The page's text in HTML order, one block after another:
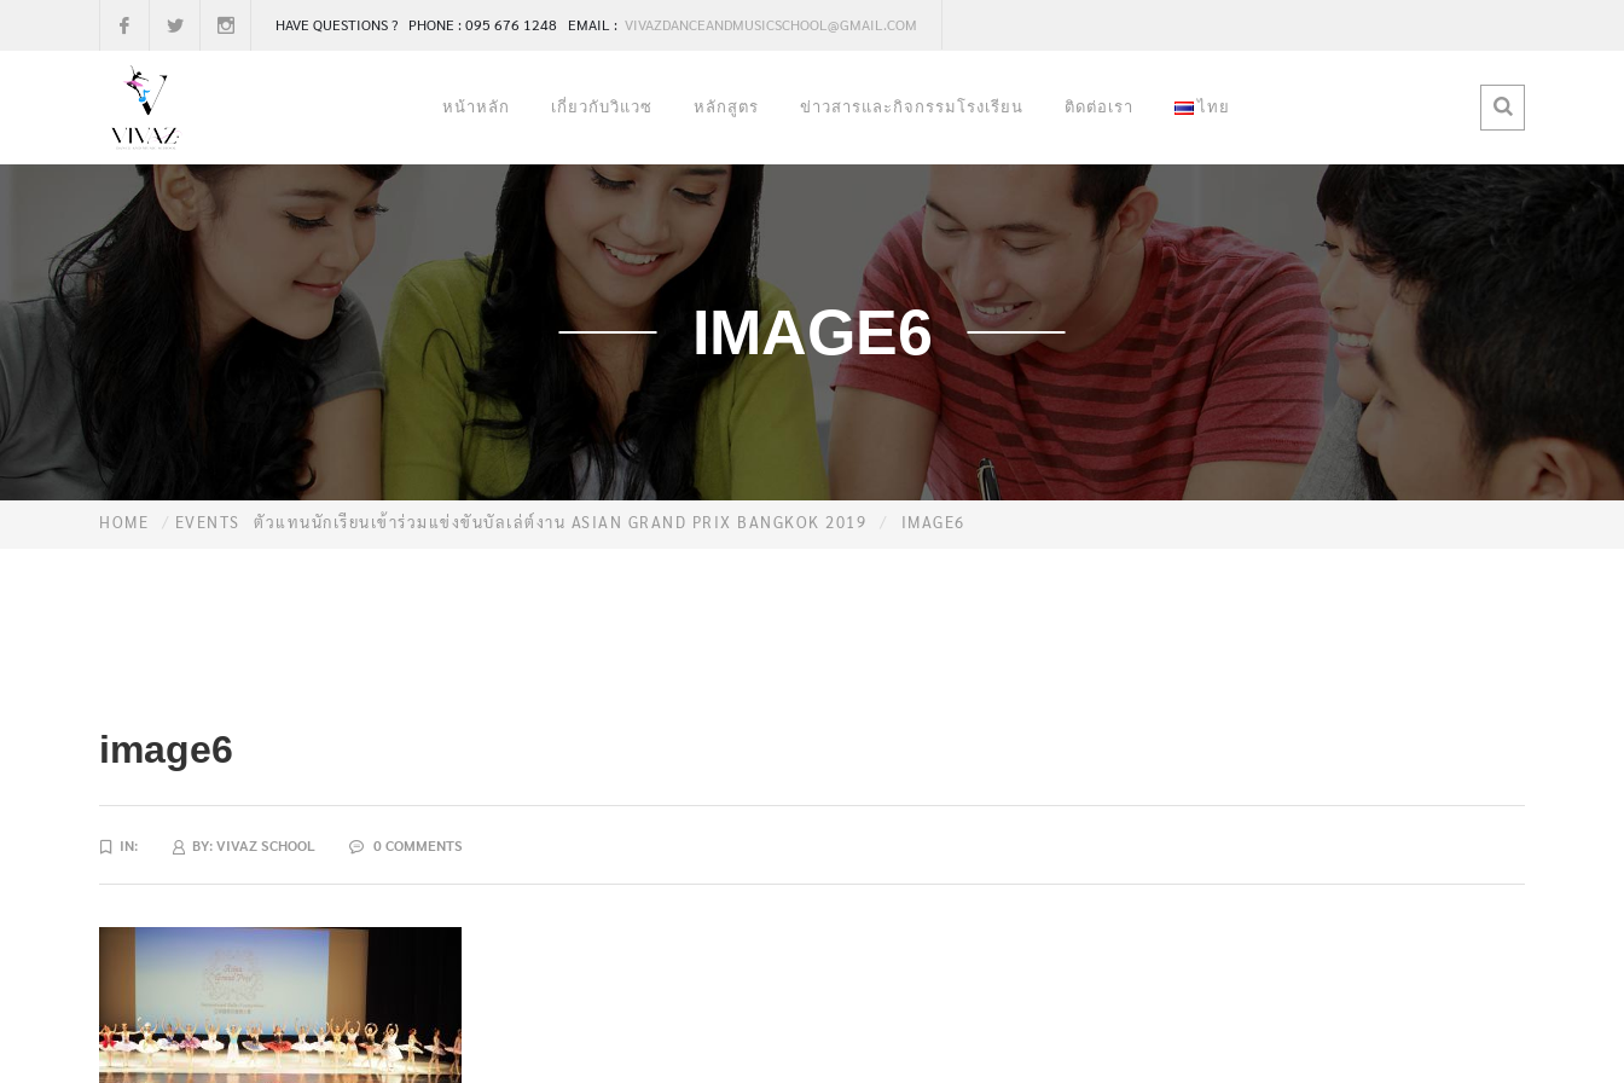
HAVE QUESTIONS ? PHONE : 095 676 1248 EMAIL : VIVAZDANCEANDMUSICSCHOOL@GMAIL.COM
หน้าหลัก เกี่ยวกับวิแวซ หลักสูตร ข่าวสารและกิจกรรมโรงเรียน ติดต่อเรา ไทย
IMAGE6
HOME EVENTS ตัวแทนนักเรียนเข้าร่วมแข่งขันบัลเล่ต์งาน ASIAN GRAND PRIX BANGKOK 2019 IMAGE6
image6
IN: BY:VIVAZ SCHOOL 0 COMMENTS